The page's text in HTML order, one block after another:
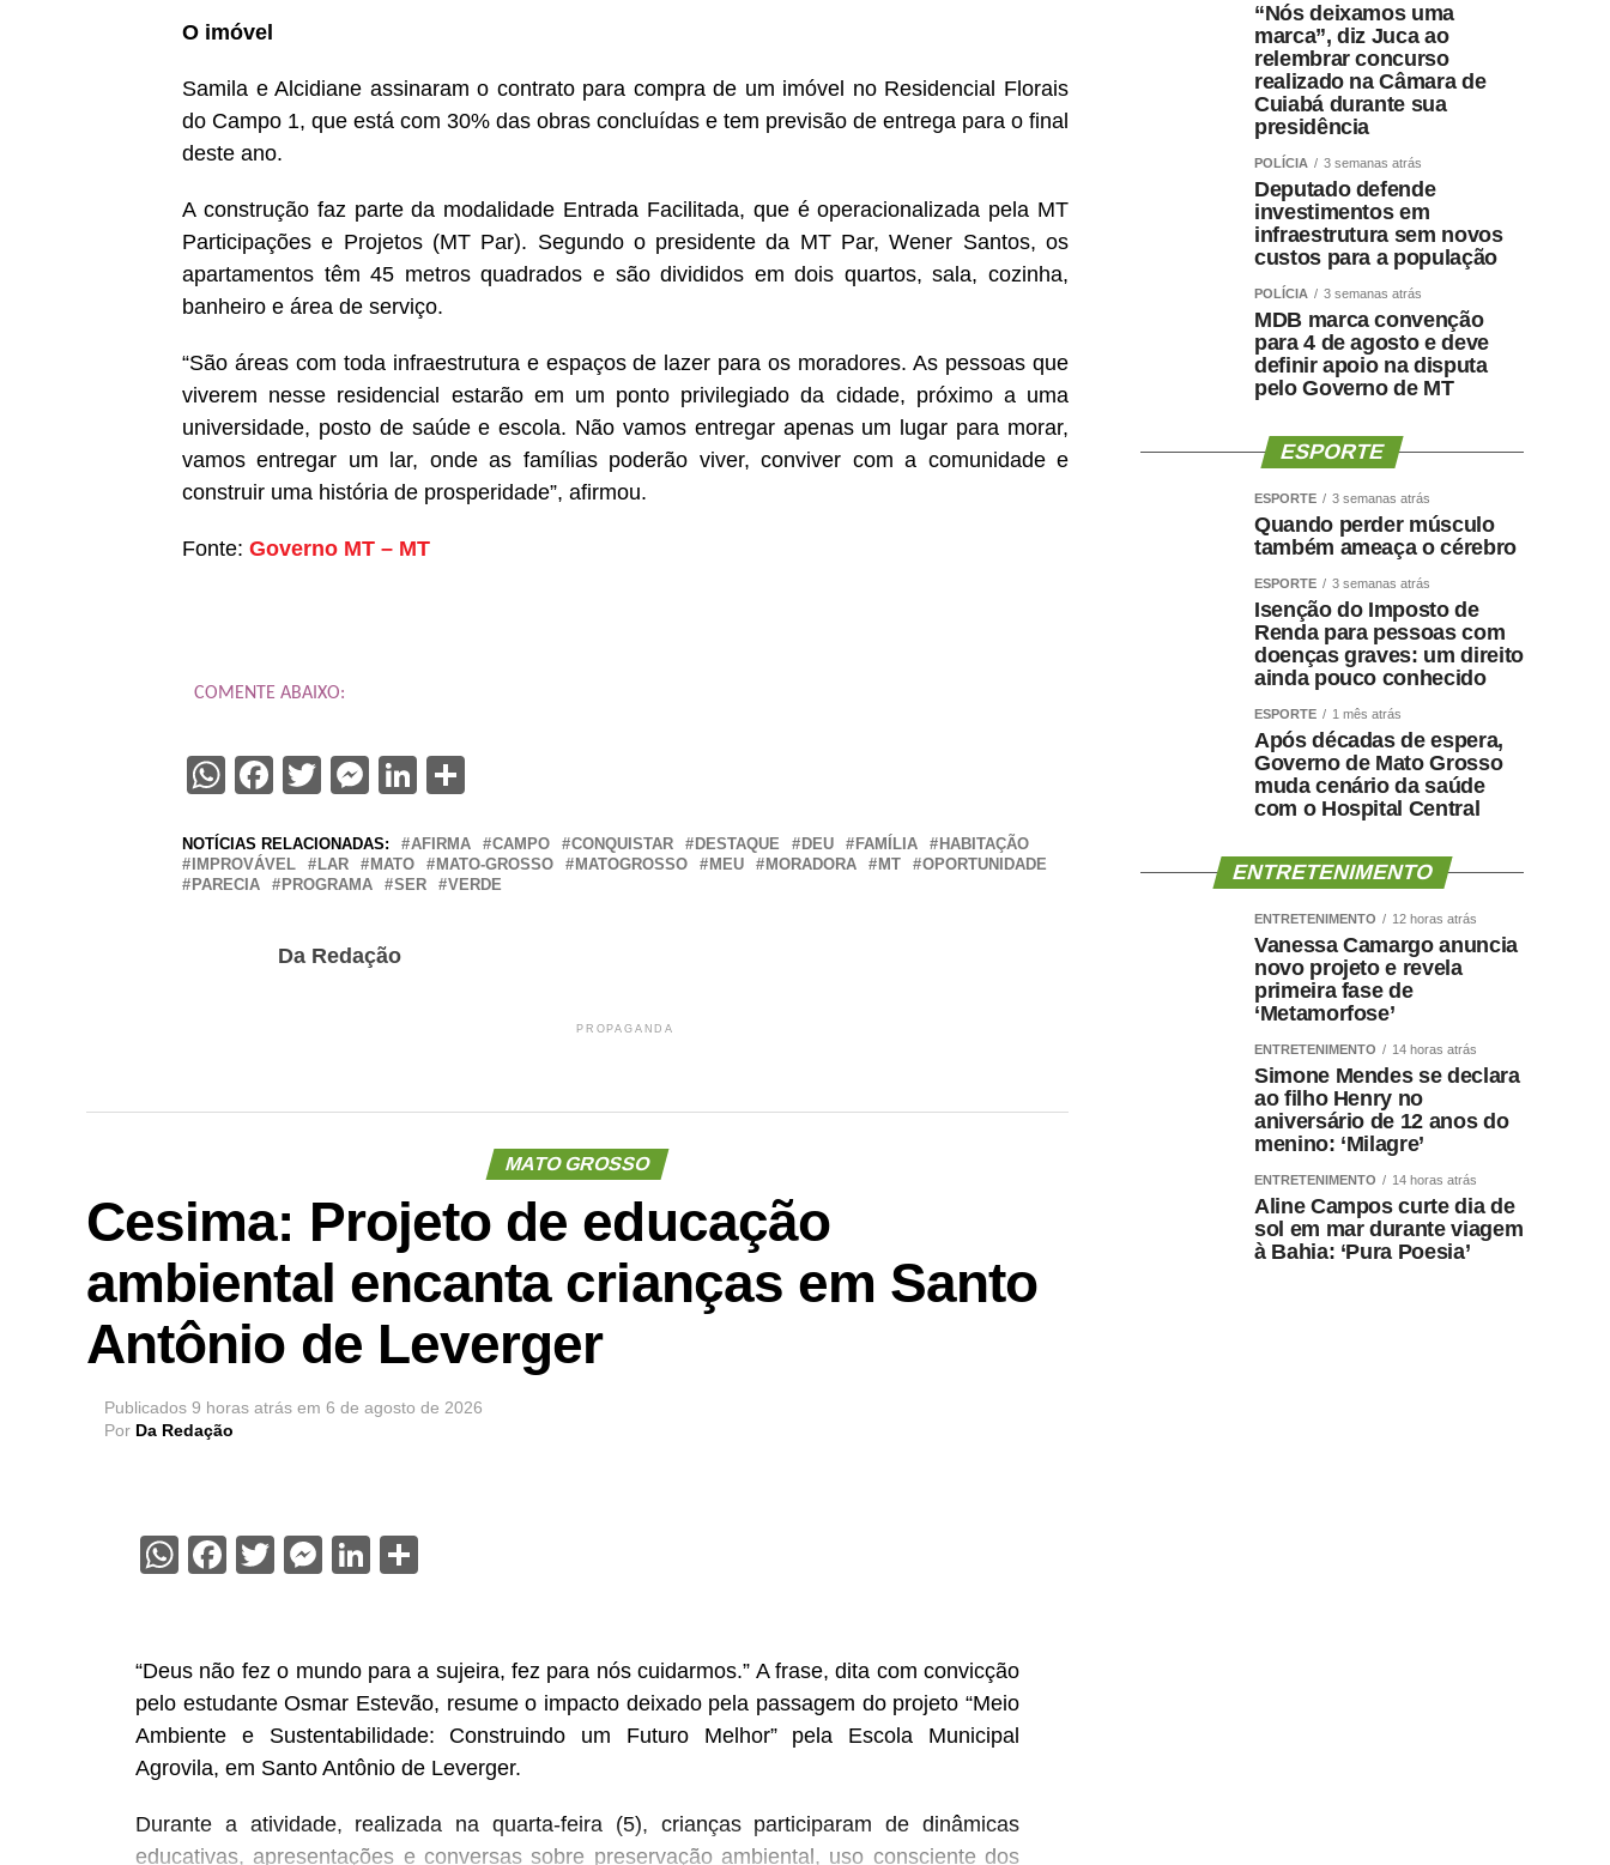
O imóvel
Samila e Alcidiane assinaram o contrato para compra de um imóvel no Residencial Florais
do Campo 1, que está com 30% das obras concluídas e tem previsão de entrega para o final
deste ano.
A construção faz parte da modalidade Entrada Facilitada, que é operacionalizada pela MT
Participações e Projetos (MT Par). Segundo o presidente da MT Par, Wener Santos, os
apartamentos têm 45 metros quadrados e são divididos em dois quartos, sala, cozinha,
banheiro e área de serviço.
“São áreas com toda infraestrutura e espaços de lazer para os moradores. As pessoas que
viverem nesse residencial estarão em um ponto privilegiado da cidade, próximo a uma
universidade, posto de saúde e escola. Não vamos entregar apenas um lugar para morar,
vamos entregar um lar, onde as famílias poderão viver, conviver com a comunidade e
construir uma história de prosperidade”, afirmou.
Fonte: Governo MT – MT
COMENTE ABAIXO:
WhatsApp
Facebook
TwitterMessenger
LinkedIn
NOTÍCIAS RELACIONADAS: AFIRMA CAMPO CONQUISTAR DESTAQUE DEU FAMÍLIA
HABITAÇÃO
IMPROVÁVEL
LAR MATO MATO-GROSSO MATOGROSSO MEU MORADORA MT
OPORTUNIDADE
PARECIA
PROGRAMA SER VERDE
Da Redação
PROPAGANDA
MATO GROSSO
Cesima: Projeto de educação
ambiental encanta crianças em Santo
Antônio de Leverger
Publicados 9 horas atrás em 6 de agosto de 2026
Por Da Redação
WhatsApp
Facebook
TwitterMessenger
LinkedIn
“Deus não fez o mundo para a sujeira, fez para nós cuidarmos.” A frase, dita com convicção
pelo estudante Osmar Estevão, resume o impacto deixado pela passagem do projeto “Meio
Ambiente e Sustentabilidade: Construindo um Futuro Melhor” pela Escola Municipal
Agrovila, em Santo Antônio de Leverger.
Durante a atividade, realizada na quarta-feira (5), crianças participaram de dinâmicas
educativas, apresentações e conversas sobre preservação ambiental, uso consciente dos
“Nós deixamos uma
marca”, diz Juca ao
relembrar concurso
realizado na Câmara de
Cuiabá durante sua
presidência
POLÍCIA 3 semanas atrás
Deputado defende
investimentos em
infraestrutura sem novos
custos para a população
POLÍCIA 3 semanas atrás
MDB marca convenção
para 4 de agosto e deve
definir apoio na disputa
pelo Governo de MT
ESPORTE
ESPORTE 3 semanas atrás
Quando perder músculo
também ameaça o cérebro
ESPORTE 3 semanas atrás
Isenção do Imposto de
Renda para pessoas com
doenças graves: um direito
ainda pouco conhecido
ESPORTE 1 mês atrás
Após décadas de espera,
Governo de Mato Grosso
muda cenário da saúde
com o Hospital Central
ENTRETENIMENTO
ENTRETENIMENTO 12 horas atrás
Vanessa Camargo anuncia
novo projeto e revela
primeira fase de
‘Metamorfose’
ENTRETENIMENTO 14 horas atrás
Simone Mendes se declara
ao filho Henry no
aniversário de 12 anos do
menino: ‘Milagre’
ENTRETENIMENTO 14 horas atrás
Aline Campos curte dia de
sol em mar durante viagem
à Bahia: ‘Pura Poesia’